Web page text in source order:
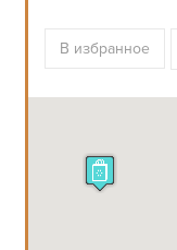
В избранное